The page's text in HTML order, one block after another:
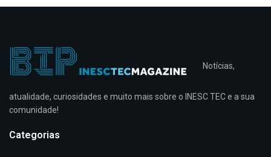
Notícias,
atualidade, curiosidades e muito mais sobre o INESC TEC e a sua
comunidade!
Categorias